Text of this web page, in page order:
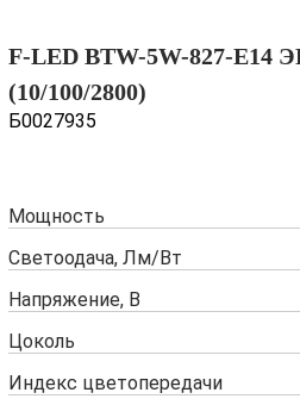
F-LED BTW-5W-827-E14
(10/100/2800)
Б0027935
Мощность
Светоодача, Лм/Вт
Напряжение, В
Цоколь
Индекс цветопередачи